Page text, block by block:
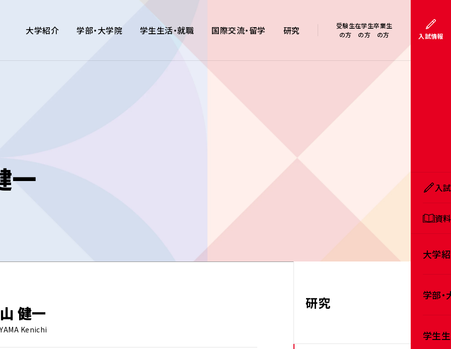
大学紹介 学部・大学院 学生生活・就職 国際交流・留学 研究
受験生
の方
在学生
の方
卒業生
の方
入試情報
入
資
大学
学部
学生
一
健一
Kenichi
研究